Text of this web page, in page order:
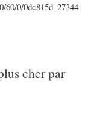
60/0/0dc815d_27344-
cher par